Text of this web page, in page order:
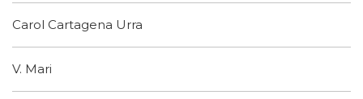
Carol Cartagena Urra
V. Mari